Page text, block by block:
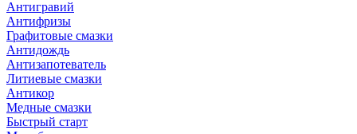
Антигравий
Антифризы
Графитовые смазки
Антидождь
Антизапотеватель
Литиевые смазки
Антикор
Медные смазки
Быстрый старт